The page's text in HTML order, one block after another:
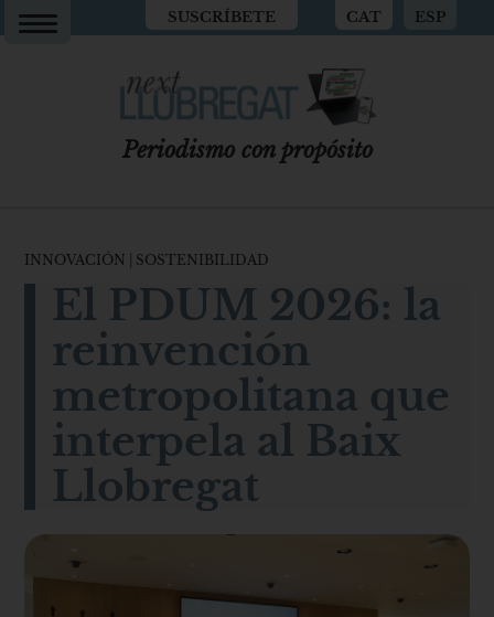
SUSCRÍBETE CAT ESP
Periodismo con propósito
INNOVACIÓN SOSTENIBILIDAD
El PDUM 2026: la
reinvención
metropolitana que
interpela al Baix
Llobregat